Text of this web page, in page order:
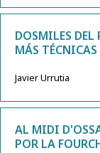
DOSMILES DEL
MÁS TÉCNICAS
Javier Urrutia
AL MIDI
POR LA